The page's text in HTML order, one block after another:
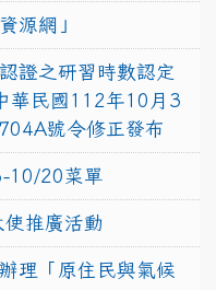
源網」
證之研習時數認定
華民國112年10月3
號令修正發布
10/20菜單
推廣活動
理「原住民與氣候